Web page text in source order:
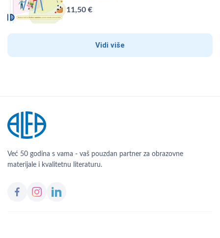
11,50 €
Vidi više
Već 50 godina s vama - vaš pouzdan partner za obrazovne
materijale i kvalitetnu literaturu.